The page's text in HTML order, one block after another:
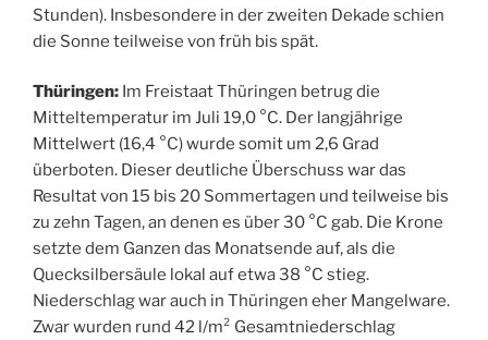
Stunden). Insbesondere in der zweiten Dekade schien
die Sonne teilweise von früh bis spät.
Thüringen: Im Freistaat Thüringen betrug die
Mitteltemperatur im Juli 19,0 °C. Der langjährige
Mittelwert (16,4 °C) wurde somit um 2,6 Grad
überboten. Dieser deutliche Überschuss war das
Resultat von 15 bis 20 Sommertagen und teilweise bis
zu zehn Tagen, an denen es über 30 °C gab. Die Krone
setzte dem Ganzen das Monatsende auf, als die
Quecksilbersäule lokal auf etwa 38 °C stieg.
Niederschlag war auch in Thüringen eher Mangelware.
Zwar wurden rund 42 l/m² Gesamtniederschlag